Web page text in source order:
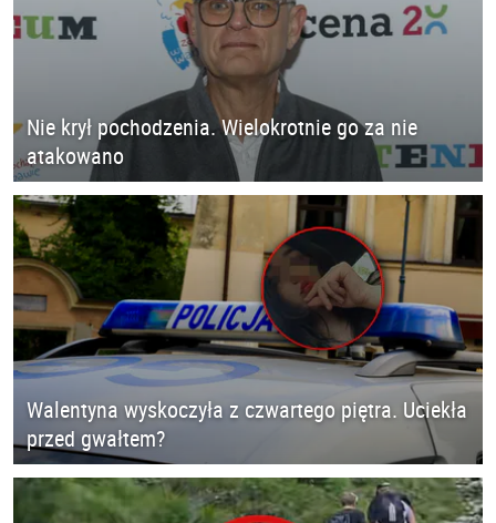
Nie krył pochodzenia. Wielokrotnie go za nie
atakowano
Walentyna wyskoczyła z czwartego piętra. Uciekła
przed gwałtem?